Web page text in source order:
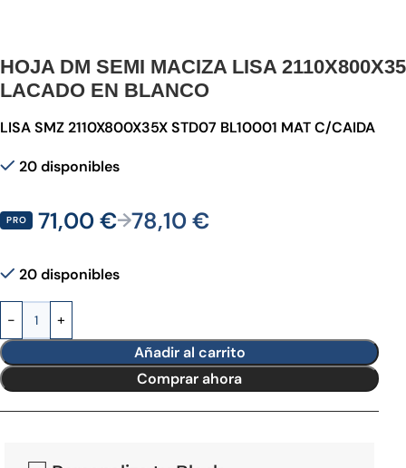
HOJA DM SEMI MACIZA LISA 2110X800X35
LACADO EN BLANCO
LISA SMZ 2110X800X35X STD07 BL10001 MAT C/CAIDA
20 disponibles
PRO 71,00€→78,10€
20 disponibles
Añadir al carrito
Comprar ahora